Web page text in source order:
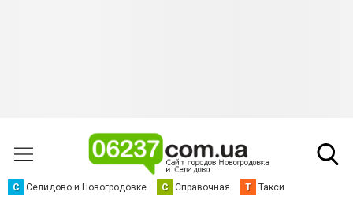
С Селидово и Новогродовке С Справочная Т Такси